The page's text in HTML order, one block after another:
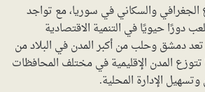
الجغرافي والسكاني في سوريا، مع تواجد
دورًا حيويًا في التنمية الاقتصادية
دمشق وحلب من أكبر المدن في البلاد من
المدن الإقليمية في مختلف المحافظات
الإدارة المحلية.